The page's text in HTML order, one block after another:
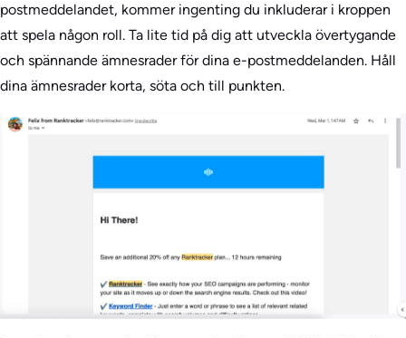
postmeddelandet, kommer ingenting du inkluderar i kroppen
att spela någon roll. Ta lite tid på dig att utveckla övertygande
och spännande ämnesrader för dina e-postmeddelanden. Håll
dina ämnesrader korta, söta och till punkten.